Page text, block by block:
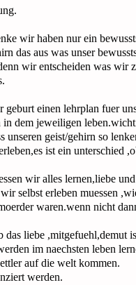
wir haben nur ein
das aus was unser
wir entscheiden was wir
geburt einen lehrplan fuer
in dem jeweiligen
unseren geist/gehirn so
ist ein unterschied
wir alles lernen,liebe
selbst erleben muessen
waren.wenn nicht
das liebe ,mitgefuehl,demut
im naechsten leben
auf die welt kommen.
werden.